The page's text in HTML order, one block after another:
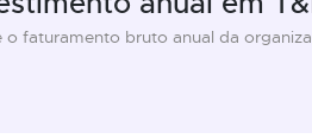
o faturamento bruto anual da